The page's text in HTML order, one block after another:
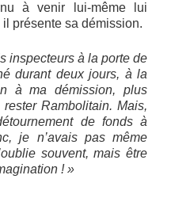
à venir lui-même lui
présente sa démission.
inspecteurs à la porte de
durant deux jours, à la
à ma démission, plus
Rambolitain. Mais,
de fonds à
je n’avais pas même
souvent, mais être
! »